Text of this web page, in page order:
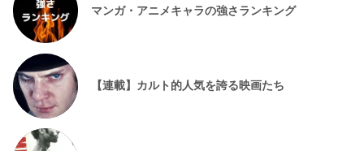
マンガ・アニメキャラの強さランキング
【連載】カルト的人気を誇る映画たち